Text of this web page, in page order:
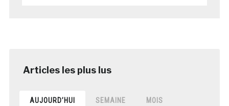
AUJOURD’HUI SEMAINE MOIS